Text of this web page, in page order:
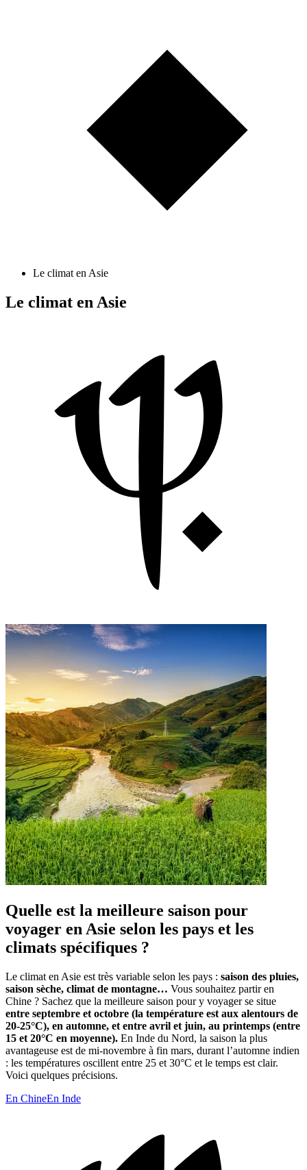
Le climat en Asie
Le climat en Asie
Quelle est la meilleure saison pour
voyager en Asie selon les pays et les
climats spécifiques ?
Le climat en Asie est très variable selon les pays : saison des pluies,
saison sèche, climat de montagne… Vous souhaitez partir en
Chine ? Sachez que la meilleure saison pour y voyager se situe
entre septembre et octobre (la température est aux alentours de
20-25°C), en automne, et entre avril et juin, au printemps (entre
15 et 20°C en moyenne). En Inde du Nord, la saison la plus
avantageuse est de mi-novembre à fin mars, durant l’automne indien
: les températures oscillent entre 25 et 30°C et le temps est clair.
Voici quelques précisions.
En ChineEn Inde